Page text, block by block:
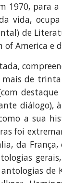
1970, para
vida,
de
America e
de
a sua
foi
da
de